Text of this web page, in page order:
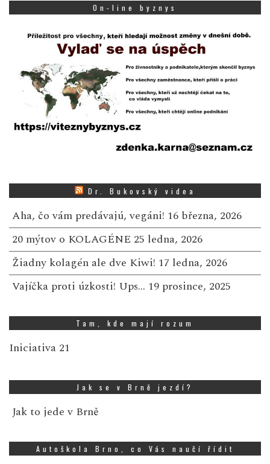
On-line byznys
Dr. Bukovský videa
Aha, čo vám predávajú, vegáni! 16 března, 2026
20 mýtov o KOLAGÉNE 25 ledna, 2026
Žiadny kolagén ale dve Kiwi! 17 ledna, 2026
Vajíčka proti úzkosti! Ups… 19 prosince, 2025
Tam, kde mají rozum
Iniciativa 21
Jak se v Brně jezdí?
Jak to jede v Brně
Autoškola Brno, co Vás naučí řídit